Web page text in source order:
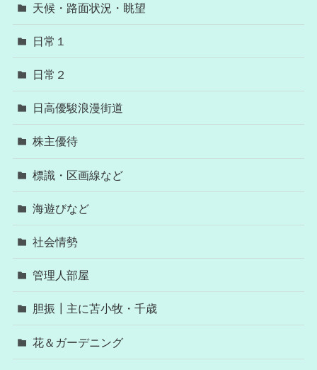
天候・路面状況・眺望
日常１
日常２
日高優駿浪漫街道
株主優待
標識・区画線など
海遊びなど
社会情勢
管理人部屋
胆振┃主に苫小牧・千歳
花＆ガーデニング